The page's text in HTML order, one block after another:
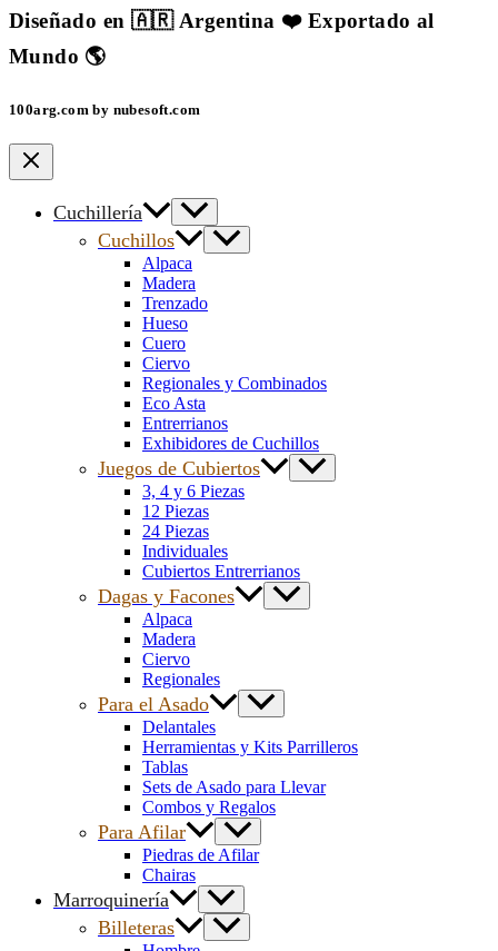
Diseñado en 🇦🇷 Argentina ❤️ Exportado al
Mundo 🌎
100arg.com by nubesoft.com
Cuchillería
Cuchillos
Alpaca
Madera
Trenzado
Hueso
Cuero
Ciervo
Regionales y Combinados
Eco Asta
Entrerrianos
Exhibidores de Cuchillos
Juegos de Cubiertos
3, 4 y 6 Piezas
12 Piezas
24 Piezas
Individuales
Cubiertos Entrerrianos
Dagas y Facones
Alpaca
Madera
Ciervo
Regionales
Para el Asado
Delantales
Herramientas y Kits Parrilleros
Tablas
Sets de Asado para Llevar
Combos y Regalos
Para Afilar
Piedras de Afilar
Chairas
Marroquinería
Billeteras